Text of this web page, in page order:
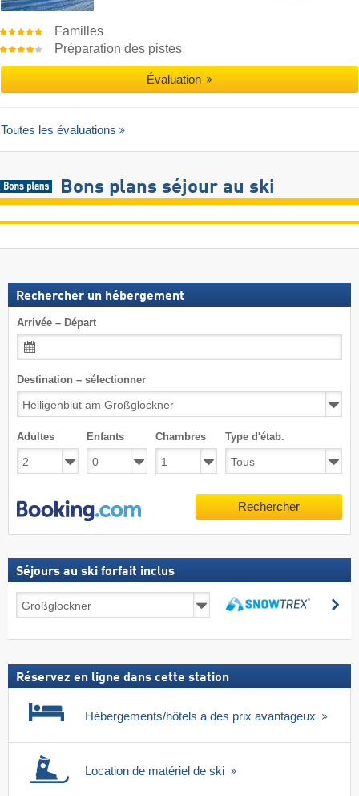
Familles
Préparation des pistes
Évaluation
Toutes les évaluations
Bons plans séjour au ski
Rechercher un hébergement
Arrivée – Départ
Destination – sélectionner
Adultes Enfants Chambres Type d'étab.
Rechercher
Séjours au ski forfait inclus
Séjours
au
forfait
Réservez en ligne dans cette station
Hébergements/hôtels à des prix avantageux
Location de matériel de ski